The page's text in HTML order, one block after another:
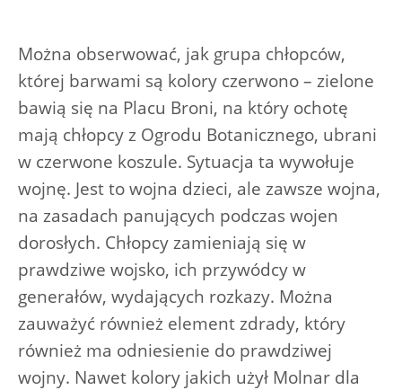
Można obserwować, jak grupa chłopców,
której barwami są kolory czerwono – zielone
bawią się na Placu Broni, na który ochotę
mają chłopcy z Ogrodu Botanicznego, ubrani
w czerwone koszule. Sytuacja ta wywołuje
wojnę. Jest to wojna dzieci, ale zawsze wojna,
na zasadach panujących podczas wojen
dorosłych. Chłopcy zamieniają się w
prawdziwe wojsko, ich przywódcy w
generałów, wydających rozkazy. Można
zauważyć również element zdrady, który
również ma odniesienie do prawdziwej
wojny. Nawet kolory jakich użył Molnar dla